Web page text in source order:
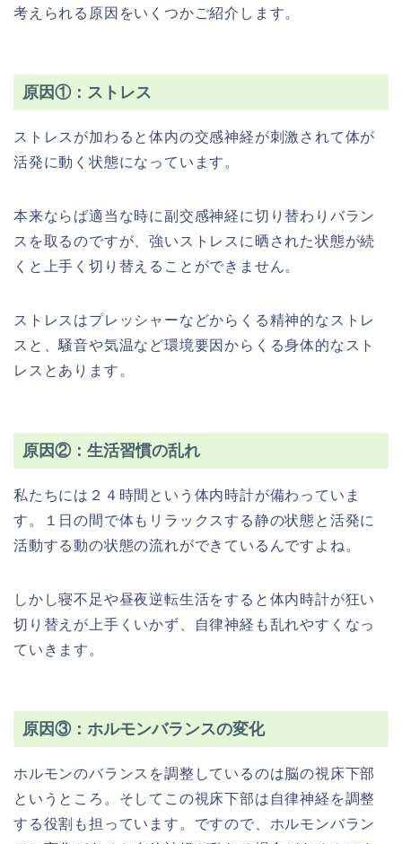
考えられる原因をいくつかご紹介します。
原因①：ストレス
ストレスが加わると体内の交感神経が刺激されて体が
活発に動く状態になっています。
本来ならば適当な時に副交感神経に切り替わりバラン
スを取るのですが、強いストレスに晒された状態が続
くと上手く切り替えることができません。
ストレスはプレッシャーなどからくる精神的なストレ
スと、騒音や気温など環境要因からくる身体的なスト
レスとあります。
原因②：生活習慣の乱れ
私たちには２４時間という体内時計が備わっていま
す。１日の間で体もリラックスする静の状態と活発に
活動する動の状態の流れができているんですよね。
しかし寝不足や昼夜逆転生活をすると体内時計が狂い
切り替えが上手くいかず、自律神経も乱れやすくなっ
ていきます。
原因③：ホルモンバランスの変化
ホルモンのバランスを調整しているのは脳の視床下部
というところ。そしてこの視床下部は自律神経を調整
する役割も担っています。ですので、ホルモンバラン